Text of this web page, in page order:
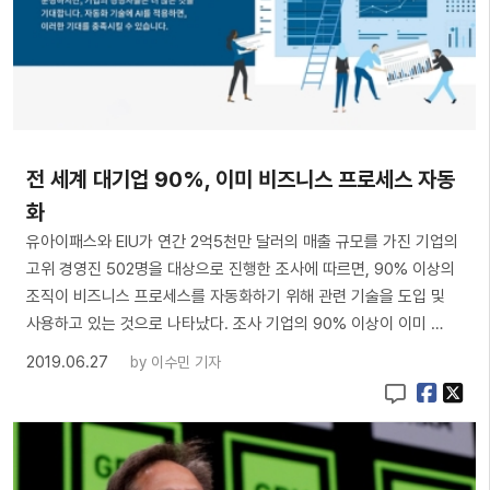
전 세계 대기업 90%, 이미 비즈니스 프로세스 자동
화
유아이패스와 EIU가 연간 2억5천만 달러의 매출 규모를 가진 기업의
고위 경영진 502명을 대상으로 진행한 조사에 따르면, 90% 이상의
조직이 비즈니스 프로세스를 자동화하기 위해 관련 기술을 도입 및
사용하고 있는 것으로 나타났다. 조사 기업의 90% 이상이 이미 …
2019.06.27
by 이수민 기자